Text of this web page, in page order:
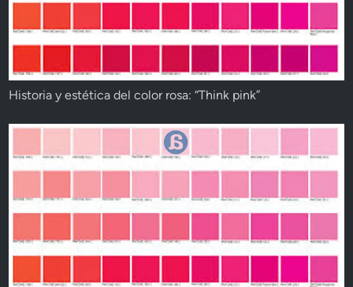
Historia y estética del color rosa: “Think pink”